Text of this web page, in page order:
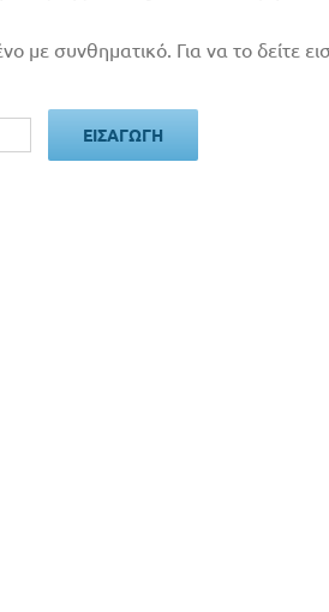
με συνθηματικό. Για να το δείτε